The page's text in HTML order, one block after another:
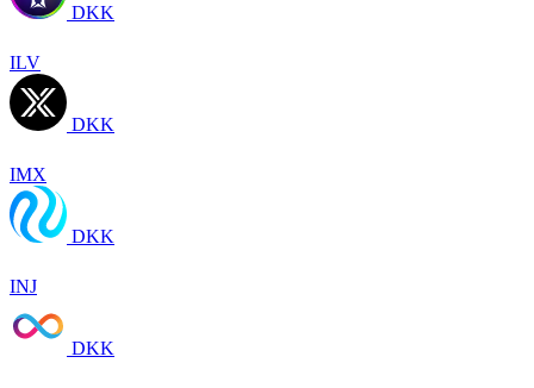
DKK
ILV
DKK
IMX
DKK
INJ
DKK